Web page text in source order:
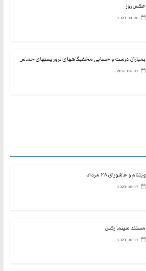
عکس روز
2023-04-20
بمباران درست و حسابی مخفیگاههای تروریستهای حماس
2023-04-07
ویتنام و عاشورای ۲۸ مرداد
2023-08-17
مستند سینما رکس
2023-08-17